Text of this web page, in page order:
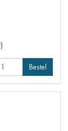
Bestel